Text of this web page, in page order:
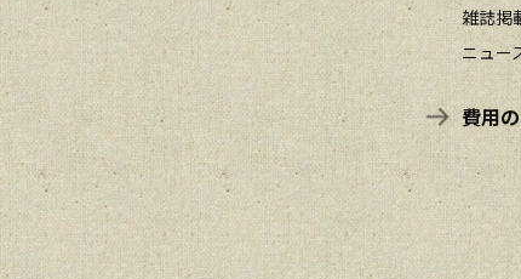
雑誌掲
ニュー
費用